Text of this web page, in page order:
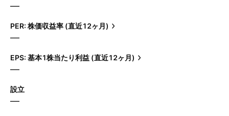
—
PER: 株価収益率 (直近12ヶ月)
—
EPS: 基本1株当たり利益 (直近12ヶ月)
—
設立
—